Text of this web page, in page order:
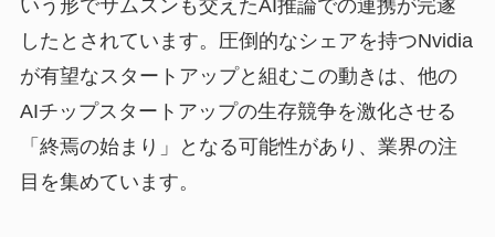
いう形でサムスンも交えたAI推論での連携が完遂
したとされています。圧倒的なシェアを持つNvidia
が有望なスタートアップと組むこの動きは、他の
AIチップスタートアップの生存競争を激化させる
「終焉の始まり」となる可能性があり、業界の注
目を集めています。